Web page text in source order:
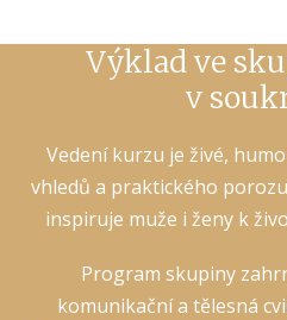
Výklad ve
v
Vedení kurzu je živé,
vhledů a praktického
inspiruje muže i ženy k
Program skupiny
komunikační a tělesná